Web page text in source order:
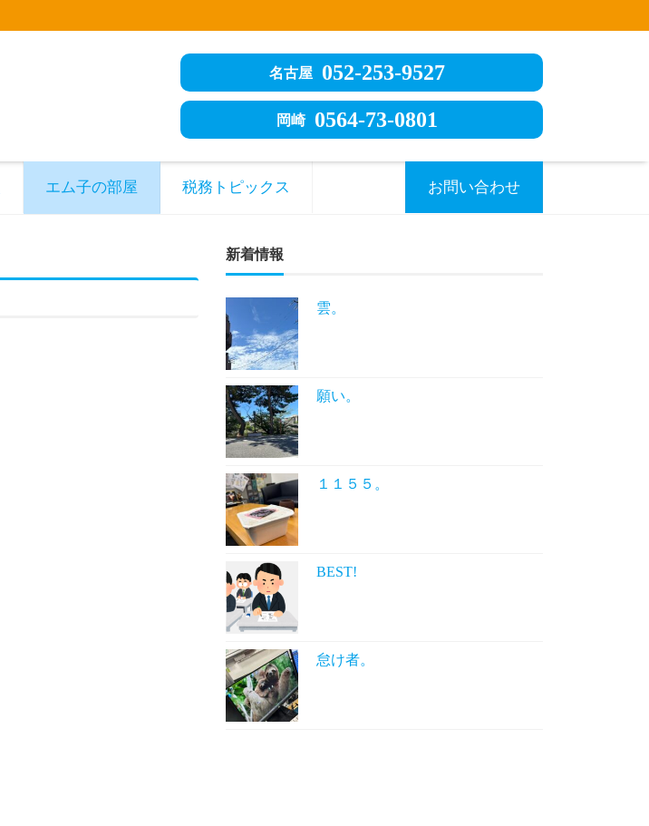
名古屋 052-253-9527
岡崎 0564-73-0801
エム子の部屋 税務トピックス お問い合わせ
新着情報
雲。
願い。
１１５５。
BEST!
怠け者。